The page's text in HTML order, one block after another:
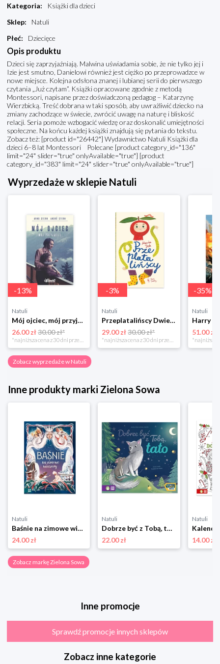
Kategoria:
Książki dla dzieci
Sklep:
Natuli
Płeć: Dziecięce
Opis produktu
Dzieci się zaprzyjaźniają. Malwina uświadamia sobie, że nie tylko jej i
Izie jest smutno, Danielowi również jest ciężko po przeprowadzce w
nowe miejsce. Kolejna odsłona znanej i lubianej serii do pierwszego
czytania „Już czytam”. Książki opracowane zgodnie z metodą
Montessori, napisane przez doświadczoną pedagog – Katarzynę
Wierzbicką. Treść dobrana w taki sposób, aby uwrażliwić dziecko na
zmiany zachodzące w świecie, zwrócić uwagę na naturę i bliskość
relacji. Seria pomoże wzbogacić wiedzę oraz doskonalić umiejętności
społeczne. Na końcu każdej książki znajdują się pytania do tekstu.
Zobacz też: [product id="26442"] Wydawnictwo Natuli Książki dla
dzieci 6–8 lat Montessori Polecane [product category_id="136"
limit="24" slider="true" onlyAvailable="true"] [product
category_id="383" limit="24" slider="true" onlyAvailable="true"]
Wyprzedaże w sklepie Natuli
-13%
Natuli
Mój ojciec, mój przyjaciel Element
26.00 zł30.00 zł*
*najniższa cena z 30 dni przed obniżką
-3%
Natuli
Przeplatalińscy Dwie siostry
29.00 zł 30.00 zł*
*najniższa cena z 30 dni przed obniżką
-35%
Natuli
51.00 zł
Zobacz wyprzedaże w Natuli
Inne produkty marki Zielona Sowa
Natuli
Baśnie na zimowe wieczory Zielona sowa
24.00 zł
Natuli
Dobrze być z Tobą, tato Zielona sowa
22.00 zł
Natuli
14.00 zł
Zobacz markę Zielona Sowa
Inne promocje
Sprawdź promocje innych sklepów
Zobacz inne kategorie